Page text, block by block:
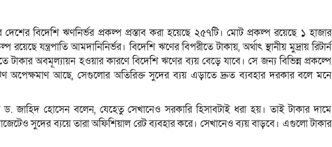
দেশের বিদেশি ঋণনির্ভর প্রকল্প প্রস্তাব করা হয়েছে ২৫৭টি। মোট প্রকল্প রয়েছে ১ হাজার
যন্ত্রপাতি আমদানিনির্ভর। বিদেশি ঋণের বিপরীতে টাকায়, অর্থাৎ স্থানীয় মুদ্রায় রিটার্ন
টাকার অবমূল্যায়ন হওয়ার কারণে বিদেশি ঋণের ব্যয় বেড়ে যাবে। সে জন্য বিভিন্ন প্রকল্পে
অপেক্ষমাণ আছে, সেগুলোর অতিরিক্ত সুদের ব্যয় এড়াতে দ্রুত ব্যবহার দরকার বলে মনে
ড. জাহিদ হোসেন বলেন, যেহেতু সেখানেও সরকারি হিসাবটাই ধরা হয়। তাই টাকার দামে
সুদের ব্যয়ে তারা অফিশিয়াল রেট ব্যবহার করে। সেখানেও ব্যয় বাড়বে। এগুলো টাকার